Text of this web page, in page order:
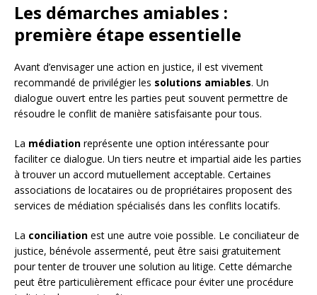
Les démarches amiables :
première étape essentielle
Avant d’envisager une action en justice, il est vivement
recommandé de privilégier les solutions amiables. Un
dialogue ouvert entre les parties peut souvent permettre de
résoudre le conflit de manière satisfaisante pour tous.
La médiation représente une option intéressante pour
faciliter ce dialogue. Un tiers neutre et impartial aide les parties
à trouver un accord mutuellement acceptable. Certaines
associations de locataires ou de propriétaires proposent des
services de médiation spécialisés dans les conflits locatifs.
La conciliation est une autre voie possible. Le conciliateur de
justice, bénévole assermenté, peut être saisi gratuitement
pour tenter de trouver une solution au litige. Cette démarche
peut être particulièrement efficace pour éviter une procédure